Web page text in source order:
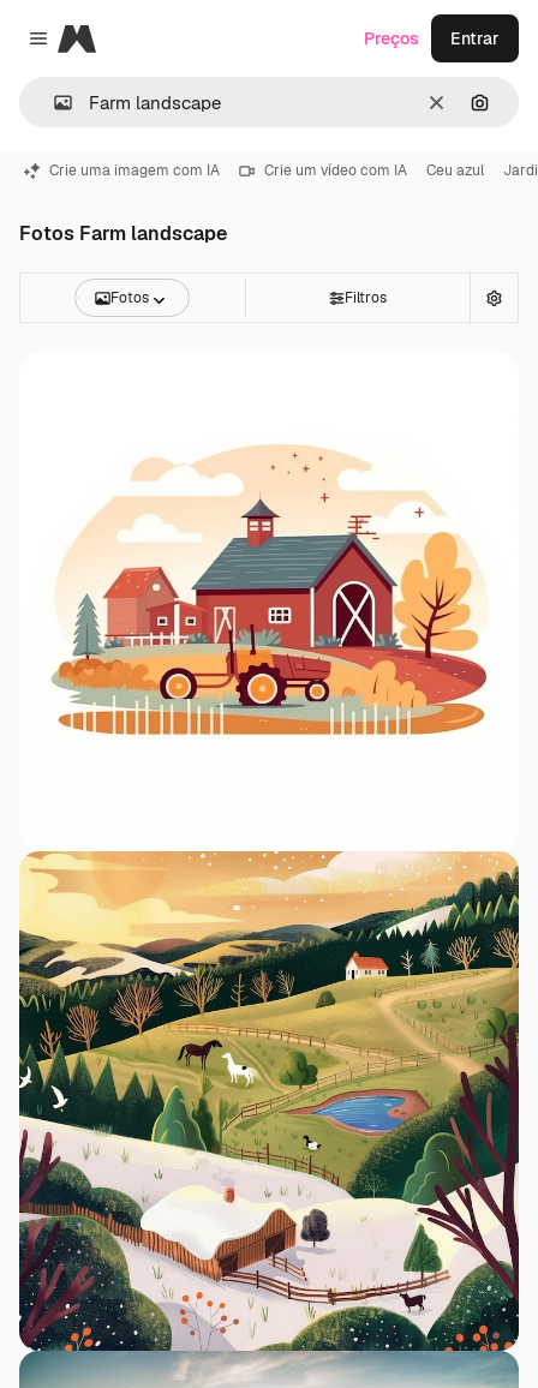
Close menu
Magnific
Limpar
Preços Entrar
Crie uma imagem com IA Crie um vídeo com IA Ceu azul
Fotos Farm landscape
Fotos Filtros